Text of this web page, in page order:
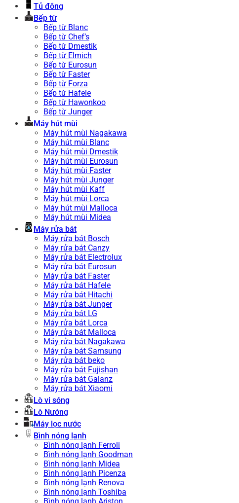
Tủ đông
Bếp từ
Bếp từ Blanc
Bếp từ Chef’s
Bếp từ Dmestik
Bếp từ Elmich
Bếp từ Eurosun
Bếp từ Faster
Bếp từ Forza
Bếp từ Hafele
Bếp từ Hawonkoo
Bếp từ Junger
Máy hút mùi
Máy hút mùi Nagakawa
Máy hút mùi Blanc
Máy hút mùi Dmestik
Máy hút mùi Eurosun
Máy hút mùi Faster
Máy hút mùi Junger
Máy hút mùi Kaff
Máy hút mùi Lorca
Máy hút mùi Malloca
Máy hút mùi Midea
Máy rửa bát
Máy rửa bát Bosch
Máy rửa bát Canzy
Máy rửa bát Electrolux
Máy rửa bát Eurosun
Máy rửa bát Faster
Máy rửa bát Hafele
Máy rửa bát Hitachi
Máy rửa bát Junger
Máy rửa bát LG
Máy rửa bát Lorca
Máy rửa bát Malloca
Máy rửa bát Nagakawa
Máy rửa bát Samsung
Máy rửa bát beko
Máy rửa bát Fujishan
Máy rửa bát Galanz
Máy rửa bát Xiaomi
Lò vi sóng
Lò Nướng
Máy lọc nước
Bình nóng lạnh
Bình nóng lạnh Ferroli
Bình nóng lạnh Goodman
Bình nóng lạnh Midea
Bình nóng lạnh Picenza
Bình nóng lạnh Renova
Bình nóng lạnh Toshiba